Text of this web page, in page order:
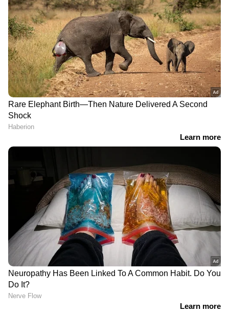
9 At Nine Malayalam News |
വാർത്തകൾ വിശദമായി | 06 August
2026
'ഏരിയ കമ്മിറ്റി ഓഫീസ്
നിർമ്മാണത്തിൽ അവതരിപ്പിച്ച
കണക്കിൽ മാസങ്ങൾക്കുശേഷം
ലക്ഷങ്ങൾ കൂടിയതെങ്ങനെ?'